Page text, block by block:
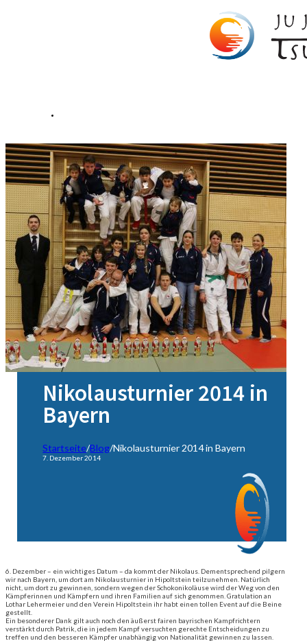
Nikolausturnier 2014 in
Bayern
Startseite/Blog/Nikolausturnier 2014 in Bayern
7. Dezember 2014
6. Dezember – ein wichtiges Datum – da kommt der Nikolaus. Dementsprechend pilgern
wir nach Bayern, um dort am Nikolausturnier in Hipoltstein teilzunehmen. Natürlich
nicht, um dort zu gewinnen, sondern wegen der Schokonikoläuse wird der Weg von den
Kämpferinnen und Kämpfern und ihren Familien auf sich genommen. Gratulation an
Lothar Lehermeier und den Verein Hipoltstein ihr habt einen tollen Event auf die Beine
gestellt.
Ein besonderer Dank gilt auch noch den äußerst fairen bayrischen Kampfrichtern
verstärkt durch Patrik, die in jedem Kampf versuchten gerechte Entscheidungen zu
treffen und den besseren Kämpfer unabhängig von Nationalität gewinnen zu lassen.